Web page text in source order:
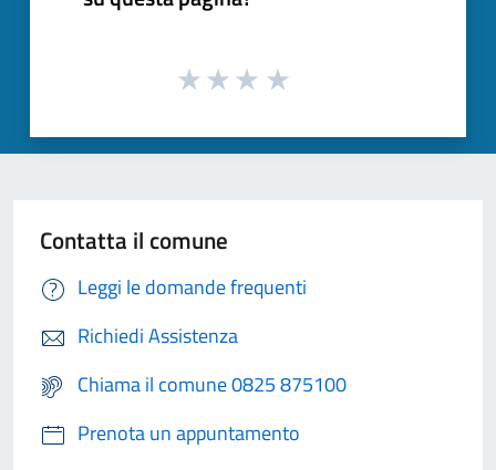
Contatta il comune
Leggi le domande frequenti
Richiedi Assistenza
Chiama il comune 0825 875100
Prenota un appuntamento